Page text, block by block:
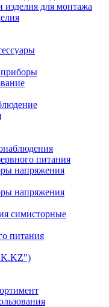
изделия для монтажа
питания
напряжения
напряжения
симисторные
питания